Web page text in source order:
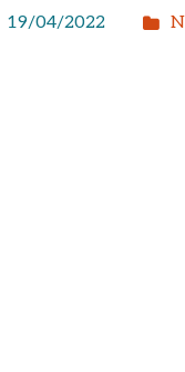
19/04/2022